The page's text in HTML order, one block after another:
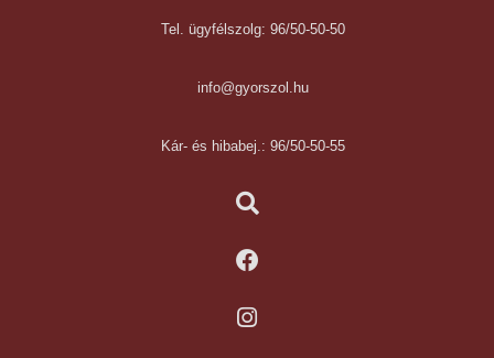
Tel. ügyfélszolg: 96/50-50-50
info@gyorszol.hu
Kár- és hibabej.: 96/50-50-55